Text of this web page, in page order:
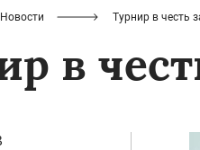
Новости Турнир в честь
в